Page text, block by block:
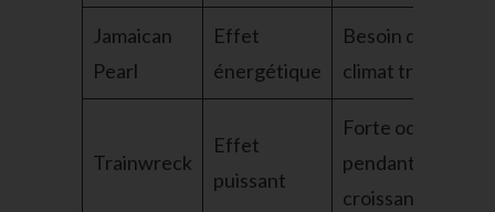
Jamaican
Pearl
Effet
énergétique
Besoin de
climat tropical
Trainwreck
Effet
puissant
Forte odeur
pendant la
croissance